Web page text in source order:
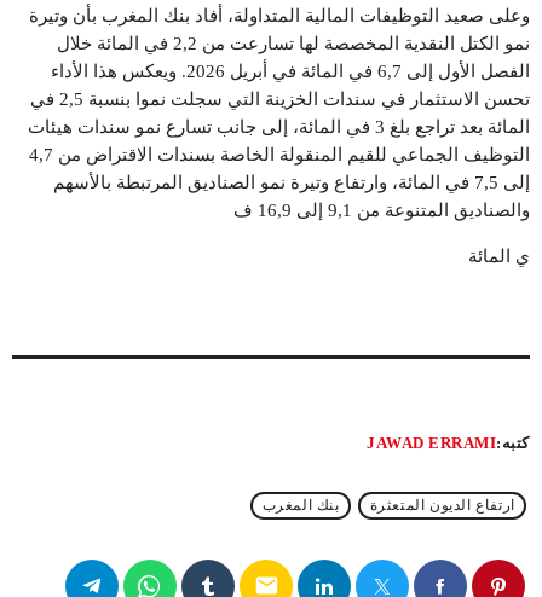
وعلى صعيد التوظيفات المالية المتداولة، أفاد بنك المغرب بأن وتيرة
نمو الكتل النقدية المخصصة لها تسارعت من 2,2 في المائة خلال
الفصل الأول إلى 6,7 في المائة في أبريل 2026. ويعكس هذا الأداء
تحسن الاستثمار في سندات الخزينة التي سجلت نموا بنسبة 2,5 في
المائة بعد تراجع بلغ 3 في المائة، إلى جانب تسارع نمو سندات هيئات
التوظيف الجماعي للقيم المنقولة الخاصة بسندات الاقتراض من 4,7
إلى 7,5 في المائة، وارتفاع وتيرة نمو الصناديق المرتبطة بالأسهم
والصناديق المتنوعة من 9,1 إلى 16,9 ف
ي المائة
كتبه:JAWAD ERRAMI
ارتفاع الديون المتعثرة بنك المغرب
email